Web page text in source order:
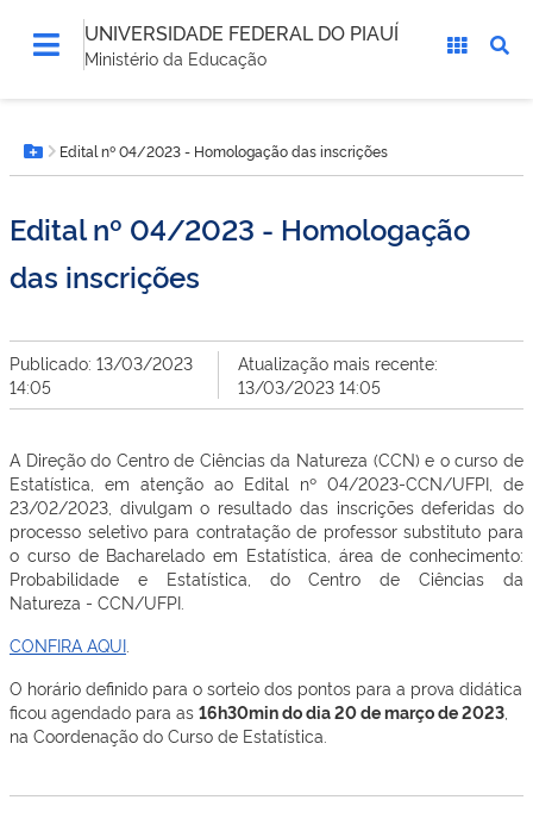
UNIVERSIDADE FEDERAL DO PIAUÍ
Ministério da Educação
está
aqui:Botão Menu
Edital nº 04/2023 - Homologação das inscrições
Edital nº 04/2023 - Homologação
das inscrições
Publicado: 13/03/2023
14:05
Atualização mais recente:
13/03/2023 14:05
A Direção do Centro de Ciências da Natureza (CCN) e o curso de
Estatística, em atenção ao Edital nº 04/2023-CCN/UFPI, de
23/02/2023, divulgam o resultado das inscrições deferidas do
processo seletivo para contratação de professor substituto para
o curso de Bacharelado em Estatística, área de conhecimento:
Probabilidade e Estatística, do Centro de Ciências
da
Natureza - CCN/UFPI.
CONFIRA AQUI
O horário definido para o sorteio dos pontos para a prova didática
ficou agendado para as 16h30min do dia 20 de março de 2023
na Coordenação do Curso de Estatística.